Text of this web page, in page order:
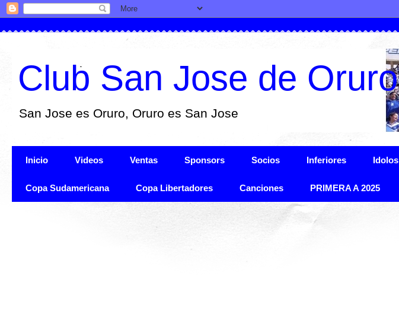
Club San Jose de Oruro
San Jose es Oruro, Oruro es San Jose
Inicio Videos Ventas Sponsors Socios Inferiores Idolos
Copa Sudamericana Copa Libertadores Canciones PRIMERA A 2025